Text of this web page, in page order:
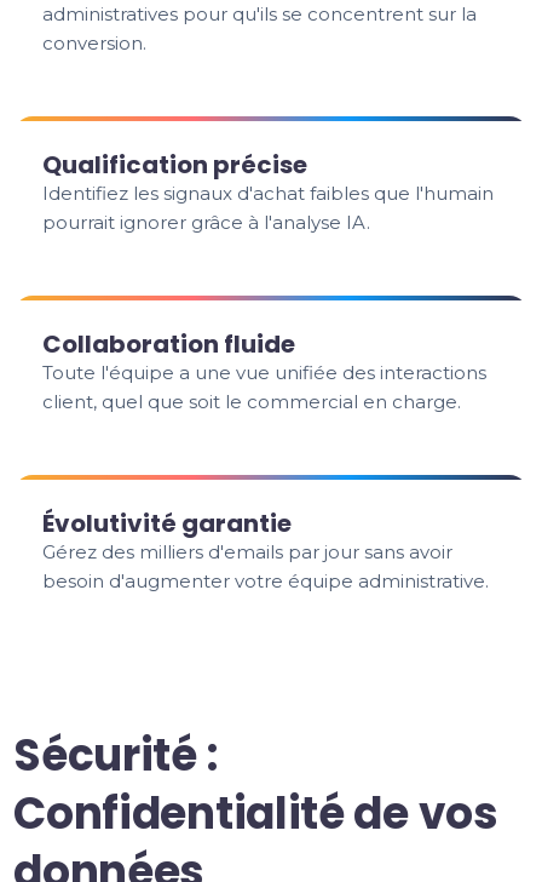
administratives pour qu'ils se concentrent sur la
conversion.
Qualification précise
Identifiez les signaux d'achat faibles que l'humain
pourrait ignorer grâce à l'analyse IA.
Collaboration fluide
Toute l'équipe a une vue unifiée des interactions
client, quel que soit le commercial en charge.
Évolutivité garantie
Gérez des milliers d'emails par jour sans avoir
besoin d'augmenter votre équipe administrative.
Sécurité :
Confidentialité de vos